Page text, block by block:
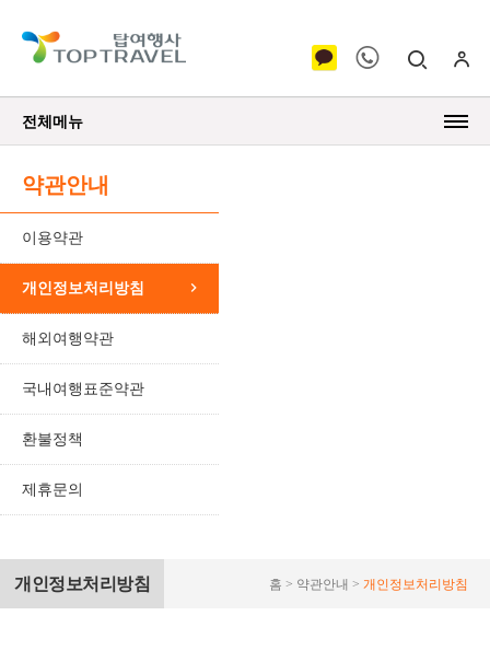
전체메뉴
약관안내
이용약관
개인정보처리방침
해외여행약관
국내여행표준약관
환불정책
제휴문의
홈 > 약관안내 > 개인정보처리방침
개인정보처리방침